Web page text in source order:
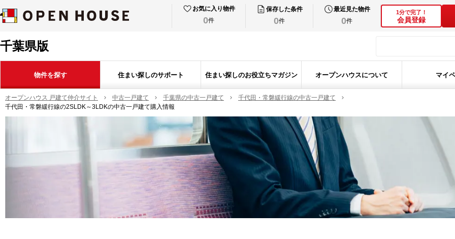
お気に入り物件
0件
保存した条件
0件
最近見た物件
0件
1分で完了！
会員登録
千葉県版
物件を探す 住まい探しのサポート 住まい探しのお役立ちマガジン オープンハウスについて マイ
オープンハウス 戸建て仲介サイト 中古一戸建て 千葉県の中古一戸建て
千代田・常磐緩行線の中古一戸建て
千代田・常磐緩行線の2SLDK～3LDKの中古一戸建て購入情報